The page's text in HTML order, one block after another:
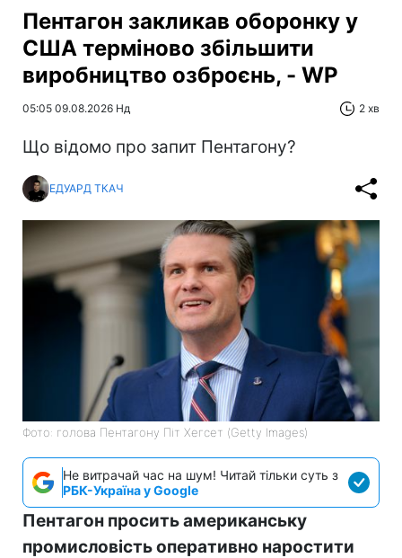
Пентагон закликав оборонку у
США терміново збільшити
виробництво озброєнь, - WP
05:05 09.08.2026 Нд 2 хв
Що відомо про запит Пентагону?
ЕДУАРД ТКАЧ
Фото: голова Пентагону Піт Хегсет (Getty Images)
Не витрачай час на шум! Читай тільки суть з
РБК-Україна у Google
Пентагон просить американську
промисловість оперативно наростити